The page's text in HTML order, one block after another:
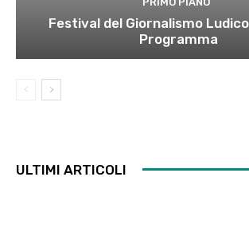
Festival del Giornalismo
Programma
ULTIMI ARTICOLI